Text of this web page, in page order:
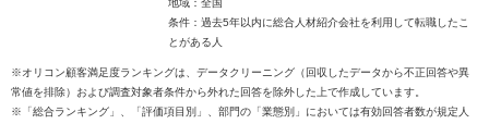
地域：全国
条件：過去5年以内に総合人材紹介会社を利用して転職したこ
とがある人
※オリコン顧客満足度ランキングは、データクリーニング（回収したデータから不正回答や異
常値を排除）および調査対象者条件から外れた回答を除外した上で作成しています。
※「総合ランキング」、「評価項目別」、部門の「業態別」においては有効回答者数が規定人